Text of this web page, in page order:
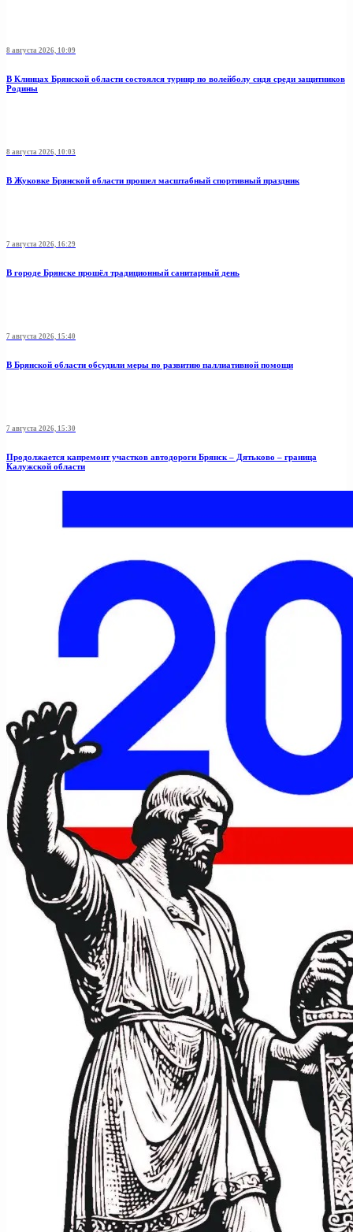
8 августа 2026, 10:09
В Клинцах Брянской области состоялся турнир по волейболу сидя среди защитников
Родины
8 августа 2026, 10:03
В Жуковке Брянской области прошел масштабный спортивный праздник
7 августа 2026, 16:29
В городе Брянске прошёл традиционный санитарный день
7 августа 2026, 15:40
В Брянской области обсудили меры по развитию паллиативной помощи
7 августа 2026, 15:30
Продолжается капремонт участков автодороги Брянск – Дятьково – граница
Калужской области